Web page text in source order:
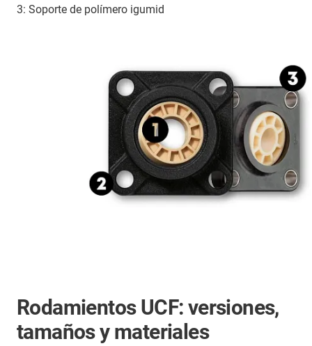
3: Soporte de polímero igumid
Rodamientos UCF: versiones,
tamaños y materiales